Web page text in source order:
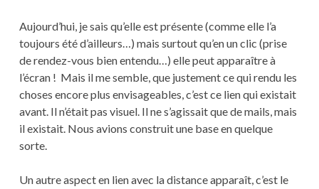
Aujourd’hui, je sais qu’elle est présente (comme elle l’a
toujours été d’ailleurs…) mais surtout qu’en un clic (prise
de rendez-vous bien entendu…) elle peut apparaître à
l’écran ! Mais il me semble, que justement ce qui rendu les
choses encore plus envisageables, c’est ce lien qui existait
avant. Il n’était pas visuel. Il ne s’agissait que de mails, mais
il existait. Nous avions construit une base en quelque
sorte.
Un autre aspect en lien avec la distance apparaît, c’est le